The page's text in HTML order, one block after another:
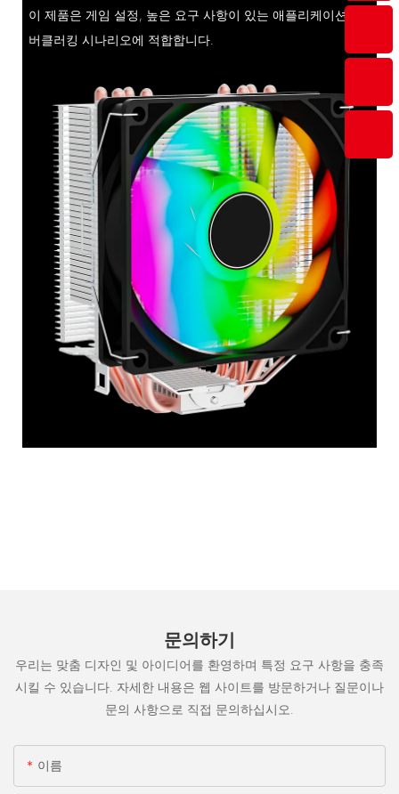
이 제품은 게임 설정, 높은 요구 사항이 있는 애플리케이션, 오
버클러킹 시나리오에 적합합니다.
문의하기
우리는 맞춤 디자인 및 아이디어를 환영하며 특정 요구 사항을 충족
시킬 수 있습니다. 자세한 내용은 웹 사이트를 방문하거나 질문이나
문의 사항으로 직접 문의하십시오.
이름